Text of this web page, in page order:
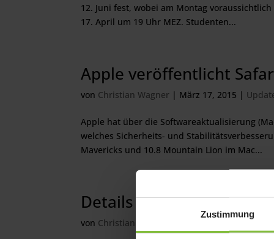
Zustimmung
12. Juni fest, wobei am Montag
17. April um 19 Uhr MEZ. Studenten...
Apple veröffentlicht
von Christian Wagner | März 17, 2015 |
Apple hat über die Softwareaktualisierung
welches Sicherheits- und
Mavericks und 10.8 Mountain Lion im Mac...
Details zum neuen
von Christian Wagner